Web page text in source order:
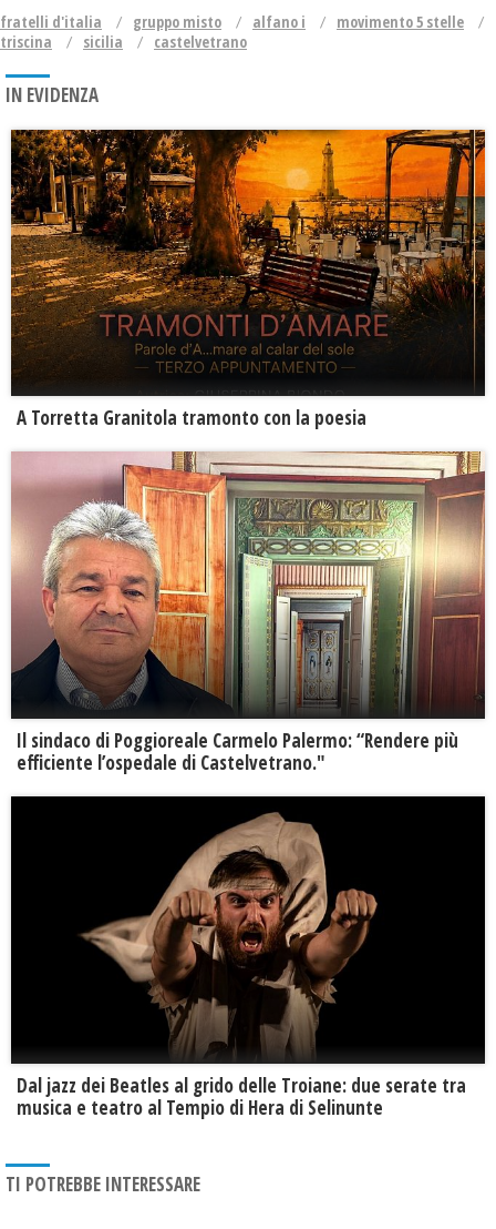
fratelli d'italia gruppo misto alfano i
movimento 5 stelle
triscina
sicilia castelvetrano
IN EVIDENZA
​A Torretta Granitola tramonto con la poesia
Il sindaco di Poggioreale Carmelo Palermo: “Rendere più
efficiente l’ospedale di Castelvetrano."
Dal jazz dei Beatles al grido delle Troiane: due serate tra
musica e teatro al Tempio di Hera di Selinunte
TI POTREBBE INTERESSARE